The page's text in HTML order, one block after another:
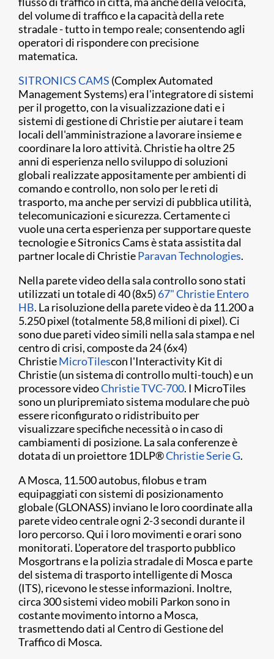
del volume di traffico e la capacità della rete
stradale - tutto in tempo reale; consentendo agli
operatori di rispondere con precisione
matematica.
SITRONICS CAMS (Complex Automated
Management Systems) era l'integratore di sistemi
per il progetto, con la visualizzazione dati e i
sistemi di gestione di Christie per aiutare i team
locali dell'amministrazione a lavorare insieme e
coordinare la loro attività. Christie ha oltre 25
anni di esperienza nello sviluppo di soluzioni
globali realizzate appositamente per ambienti di
comando e controllo, non solo per le reti di
trasporto, ma anche per servizi di pubblica utilità,
telecomunicazioni e sicurezza. Certamente ci
vuole una certa esperienza per supportare queste
tecnologie e Sitronics Cams è stata assistita dal
partner locale di ChristieParavan Technologies.
Nella parete video della sala controllo sono stati
utilizzati un totale di 40 (8x5) 67" Christie Entero
HB. La risoluzione della parete video è da 11.200 a
5.250 pixel (totalmente 58,8 milioni di pixel). Ci
sono due pareti video simili nella sala stampa e nel
centro di crisi, composte da 24 (6x4)
ChristieMicroTilescon l'Interactivity Kit di
Christie (un sistema di controllo multi-touch) e un
processore videoChristie TVC-700. I MicroTiles
sono un pluripremiato sistema modulare che può
essere riconfigurato o ridistribuito per
visualizzare specifiche necessità o in caso di
cambiamenti di posizione. La sala conferenze è
dotata di un proiettore 1DLP®Christie Serie G.
A Mosca, 11.500 autobus, filobus e tram
equipaggiati con sistemi di posizionamento
globale (GLONASS) inviano le loro coordinate alla
parete video centrale ogni 2-3 secondi durante il
loro percorso. Qui i loro movimenti e orari sono
monitorati. L'operatore del trasporto pubblico
Mosgortrans e la polizia stradale di Mosca e parte
del sistema di trasporto intelligente di Mosca
(ITS), ricevono le stesse informazioni. Inoltre,
circa 300 sistemi video mobili Parkon sono in
costante movimento intorno a Mosca,
trasmettendo dati al Centro di Gestione del
Traffico di Mosca.